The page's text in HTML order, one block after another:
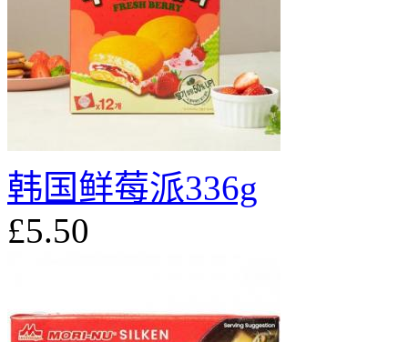
韩国鲜莓派336g
£5.50